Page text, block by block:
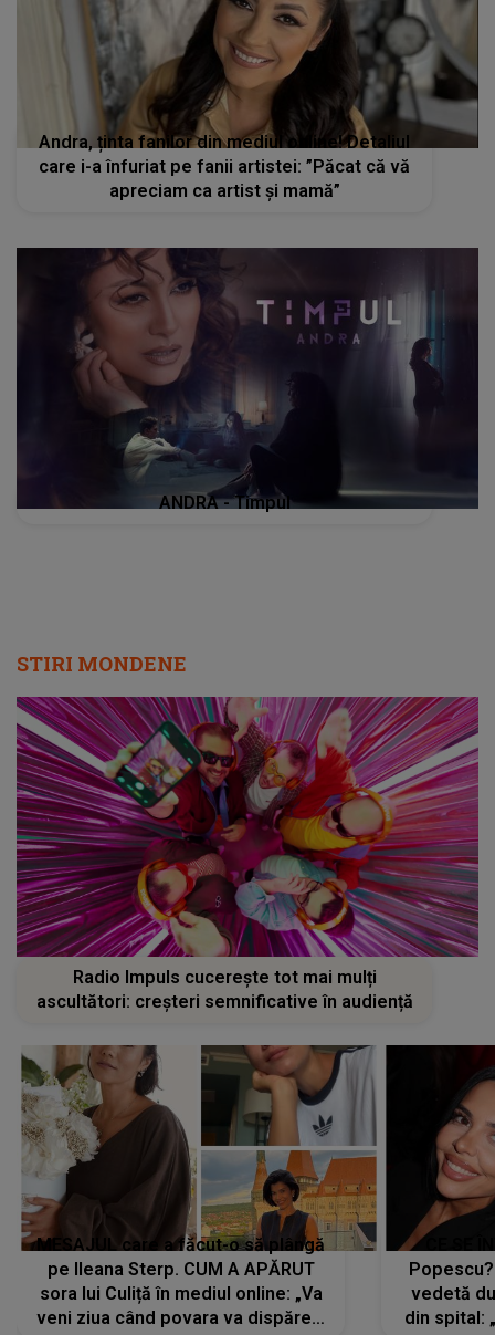
Andra, ținta fanilor din mediul online! Detaliul
care i-a înfuriat pe fanii artistei: ”Păcat că vă
apreciam ca artist şi mamă”
ANDRA - Timpul
STIRI MONDENE
Radio Impuls cucerește tot mai mulți
ascultători: creșteri semnificative în audiență
MESAJUL care a făcut-o să plângă
pe Ileana Sterp. CUM A APĂRUT
sora lui Culiță în mediul online: „Va
veni ziua când povara va dispărea,
vedetă
din spital: